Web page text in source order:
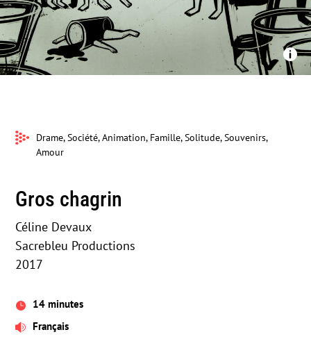
Sacrebleu Productions - Gros chagrin 
Drame, Société, Animation, Famille, Solitude, Souvenirs,
Amour
Gros chagrin
Céline Devaux
Sacrebleu Productions
2017
 14 minutes
 Français